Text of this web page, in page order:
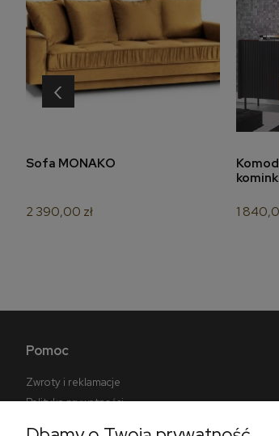
Sofa MONAKO
2 390,00 zł 1
‹
Pomoc
Zwroty i reklamacje
Polityka prywatności